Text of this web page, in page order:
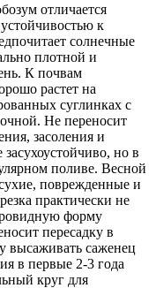
отличается
к
солнечные
плотной и
К почвам
растет на
суглинках с
Не переносит
засоления и
но в
поливе. Весной
поврежденные и
практически не
форму
пересадку в
высаживать саженец
в первые 2-3 года
круг для